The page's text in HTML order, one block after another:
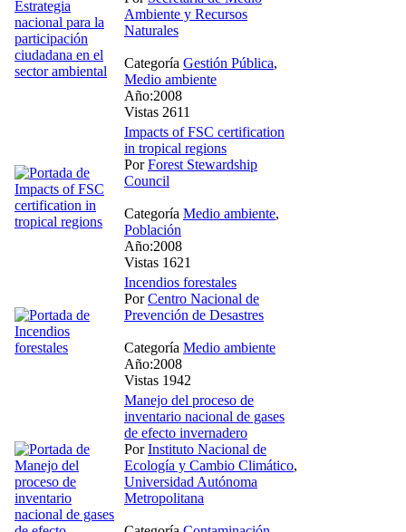
Ambiente y Recursos
Naturales
Categoría Gestión Pública,
Medio ambiente
Año:2008
Vistas 2611
Impacts of FSC certification
in tropical regions
PorForest Stewardship
Council
Categoría Medio ambiente,
Población
Año:2008
Vistas 1621
Incendios forestales
PorCentro Nacional de
Prevención de Desastres
Categoría Medio ambiente
Año:2008
Vistas 1942
Manejo del proceso de
inventario nacional de gases
de efecto invernadero
PorInstituto Nacional de
Ecología y Cambio Climático,
Universidad Autónoma
Metropolitana